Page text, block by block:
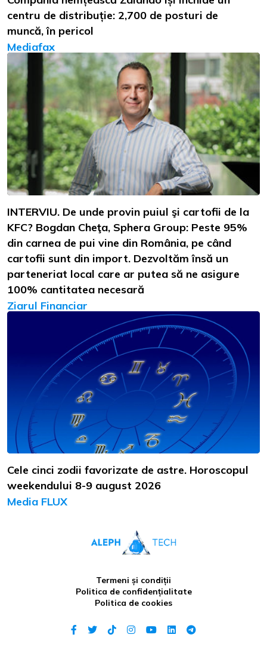
centru de distribuție: 2,700 de posturi de
muncă, în pericol
Mediafax
INTERVIU. De unde provin puiul şi cartofii de la
KFC? Bogdan Cheţa, Sphera Group: Peste 95%
din carnea de pui vine din România, pe când
cartofii sunt din import. Dezvoltăm însă un
parteneriat local care ar putea să ne asigure
100% cantitatea necesară
Ziarul Financiar
Cele cinci zodii favorizate de astre. Horoscopul
weekendului 8-9 august 2026
Media FLUX
Termeni și condiții
Politica de confidențialitate
Politica de cookies